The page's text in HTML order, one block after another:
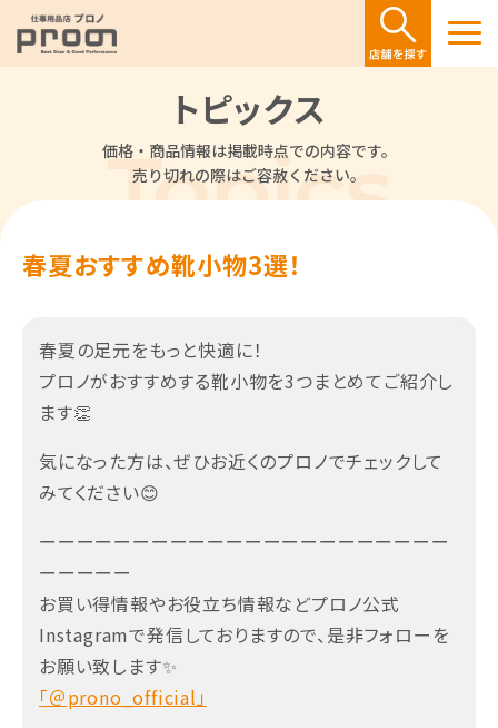
トピックス
価格・商品情報は掲載時点での内容です。
売り切れの際はご容赦ください。
春夏おすすめ靴小物3選！
春夏の足元をもっと快適に！
プロノがおすすめする靴小物を3つまとめてご紹介し
ます👏
気になった方は、ぜひお近くのプロノでチェックして
みてください😊
ーーーーーーーーーーーーーーーーーーーーーー
ーーーーー
お買い得情報やお役立ち情報などプロノ公式
Instagramで発信しておりますので、是非フォローを
お願い致します✨
「＠prono_official」